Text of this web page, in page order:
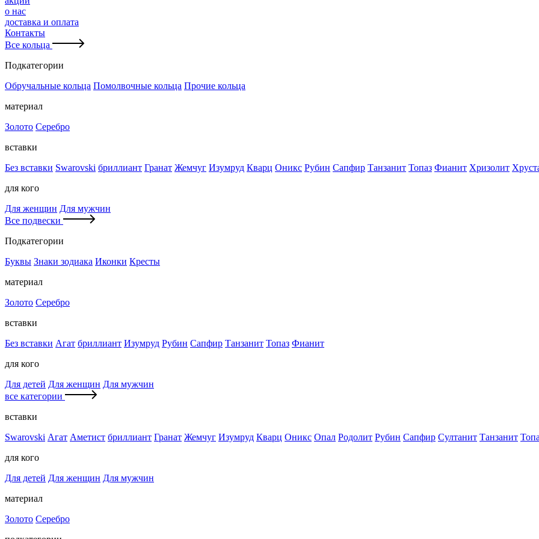
о нас
доставка и оплата
Контакты
Все кольца
Подкатегории
Обручальные кольца Помолвочные кольца Прочие кольца
материал
Золото Серебро
вставки
Без вставки Swarovski бриллиант Гранат Жемчуг Изумруд Кварц Оникс Рубин Сапфир Танзанит Топаз Фианит Хризолит
для кого
Для женщин Для мужчин
Все подвески
Подкатегории
Буквы Знаки зодиака Иконки Кресты
материал
Золото Серебро
вставки
Без вставки Агат бриллиант Изумруд Рубин Сапфир Танзанит Топаз Фианит
для кого
Для детей Для женщин Для мужчин
все категории
вставки
Swarovski Агат Аметист бриллиант Гранат Жемчуг Изумруд Кварц Оникс Опал Родолит Рубин Сапфир Султанит Танзанит
для кого
Для детей Для женщин Для мужчин
материал
Золото Серебро